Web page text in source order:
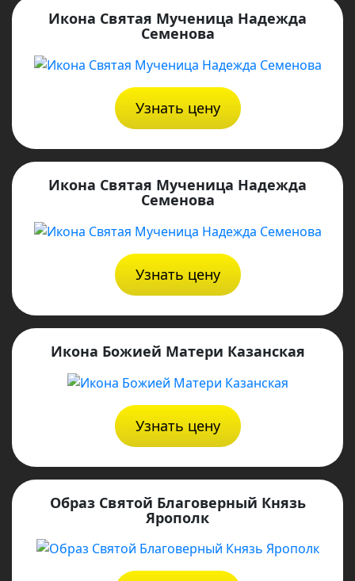
Икона Святая Мученица Надежда
Семенова
Узнать цену
Икона Святая Мученица Надежда
Семенова
Узнать цену
Икона Божией Матери Казанская
Узнать цену
Образ Святой Благоверный Князь
Ярополк